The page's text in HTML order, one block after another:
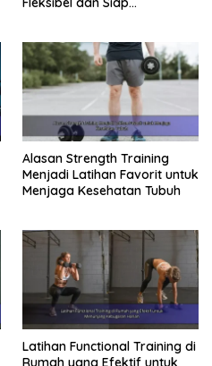
Alasan Strength Training
Menjadi Latihan Favorit untuk
Menjaga Kesehatan Tubuh
Latihan Functional Training di
Rumah yang Efektif untuk